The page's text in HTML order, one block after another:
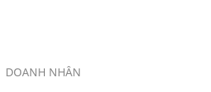
DOANH NHÂN